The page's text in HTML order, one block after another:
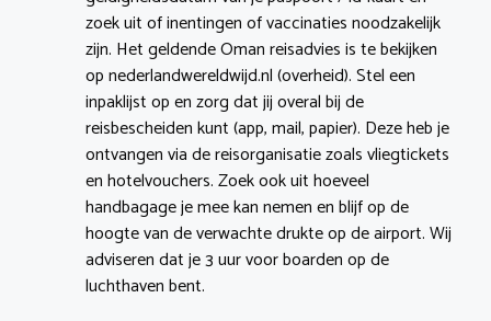
zoek uit of inentingen of vaccinaties noodzakelijk
zijn. Het geldende Oman reisadvies is te bekijken
op nederlandwereldwijd.nl (overheid). Stel een
inpaklijst op en zorg dat jij overal bij de
reisbescheiden kunt (app, mail, papier). Deze heb je
ontvangen via de reisorganisatie zoals vliegtickets
en hotelvouchers. Zoek ook uit hoeveel
handbagage je mee kan nemen en blijf op de
hoogte van de verwachte drukte op de airport. Wij
adviseren dat je 3 uur voor boarden op de
luchthaven bent.